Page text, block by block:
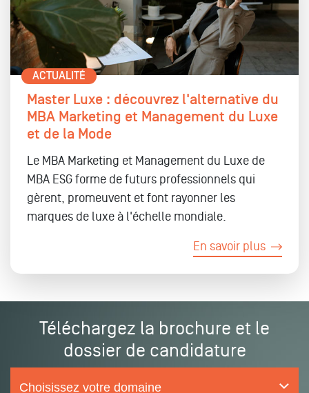
ACTUALITÉ
Master Luxe : découvrez l'alternative du
MBA Marketing et Management du Luxe
et de la Mode
Le MBA Marketing et Management du Luxe de
MBA ESG forme de futurs professionnels qui
gèrent, promeuvent et font rayonner les
marques de luxe à l'échelle mondiale.
En savoir plus
Téléchargez la brochure et le
dossier de candidature